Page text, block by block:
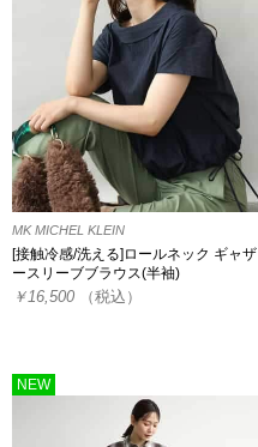
MK MICHEL KLEIN
[接触冷感/洗える]ロールネック ギャザ
ースリーブブラウス(半袖)
￥16,500 （税込）
NEW